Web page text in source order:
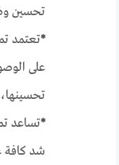
تحسين
*تعتمد
على
*تساعد
شد كافة